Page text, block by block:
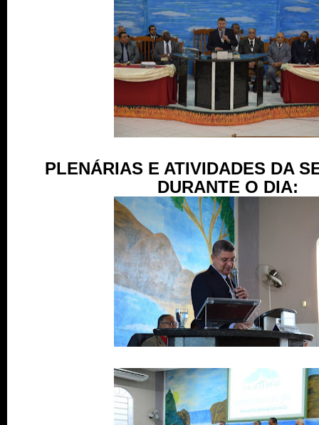
PLENÁRIAS E ATIVIDADES DA
DURANTE O DIA: